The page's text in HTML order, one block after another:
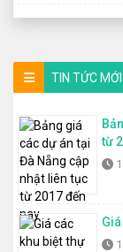
TIN TỨC MỚI
từ